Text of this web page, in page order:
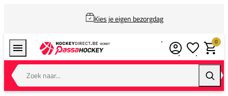
Kies je eigen bezorgdag
Zoek naar...
0